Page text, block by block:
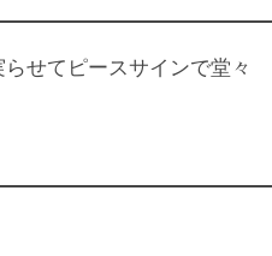
せてピースサインで堂々